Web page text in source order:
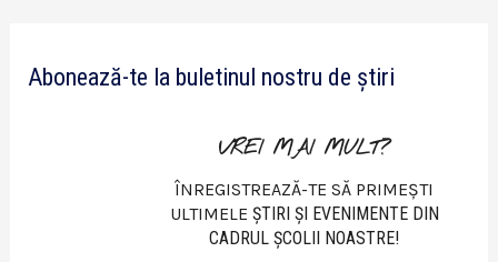
o
Abonează-te la buletinul nostru de știri
VREI MAI MULT?
ÎNREGISTREAZĂ-TE SĂ PRIMEȘTI
ULTIMELE ŞTIRI ŞI EVENIMENTE DIN
CADRUL ŞCOLII NOASTRE!